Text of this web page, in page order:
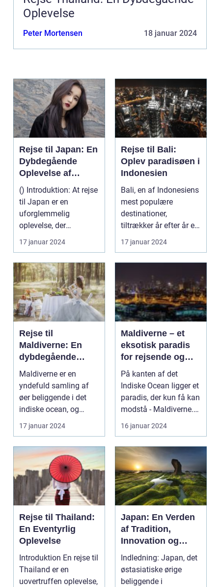
Oplevelse
Peter Mortensen 18 januar 2024
Rejse til Japan: En
Dybdegående
Oplevelse af
Kultur og Historie
() Introduktion: At rejse
til Japan er en
uforglemmelig
oplevelse, der
tilfredsstiller enhver
eventy...
17 januar 2024
Rejse til Bali:
Oplev paradisøen i
Indonesien
Bali, en af Indonesiens
mest populære
destinationer,
tiltrækker år efter år et
utal af rejsende og e...
17 januar 2024
Rejse til
Maldiverne: En
dybdegående
oplevelse af
paradisets
skønhed og
historie
Maldiverne er en
yndefuld samling af
øer beliggende i det
indiske ocean, og
tilbyder en
uforglemmeli...
17 januar 2024
Maldiverne – et
eksotisk paradis
for rejsende og
eventyrlystne
På kanten af det
Indiske Ocean ligger et
paradis, der kun få kan
modstå - Maldiverne.
Denne smukke ø...
16 januar 2024
Rejse til Thailand:
En Eventyrlig
Oplevelse
Introduktion En rejse til
Thailand er en
uovertruffen oplevelse,
Japan: En Verden
af Tradition,
Innovation og
Skønhed
Indledning: Japan, det
østasiatiske ørige
beliggende i